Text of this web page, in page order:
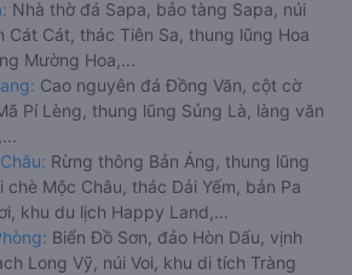
Nhà thờ đá Sapa, bảo tàng Sapa, núi
Cát Cát, thác Tiên Sa, thung lũng Hoa
Mường Hoa,...
Cao nguyên đá Đồng Văn, cột cờ
Pí Lèng, thung lũng Sủng Là, làng văn
Rừng thông Bản Áng, thung lũng
chè Mộc Châu, thác Dải Yếm, bản Pa
khu du lịch Happy Land,...
Biển Đồ Sơn, đảo Hòn Dấu, vịnh
Long Vỹ, núi Voi, khu di tích Tràng